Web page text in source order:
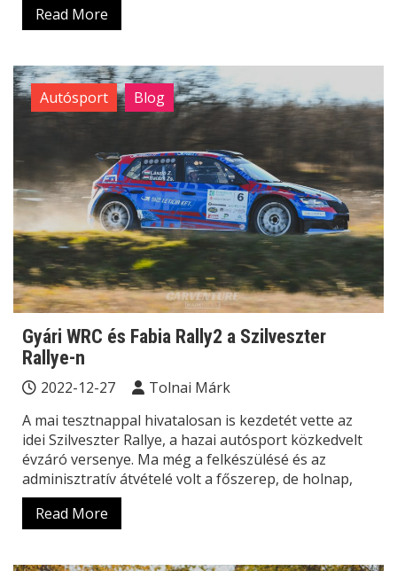
Read More
Autósport Blog
Gyári WRC és Fabia Rally2 a Szilveszter
Rallye-n
2022-12-27
Tolnai Márk
A mai tesztnappal hivatalosan is kezdetét vette az
idei Szilveszter Rallye, a hazai autósport közkedvelt
évzáró versenye. Ma még a felkészülésé és az
adminisztratív átvételé volt a főszerep, de holnap,
Read More